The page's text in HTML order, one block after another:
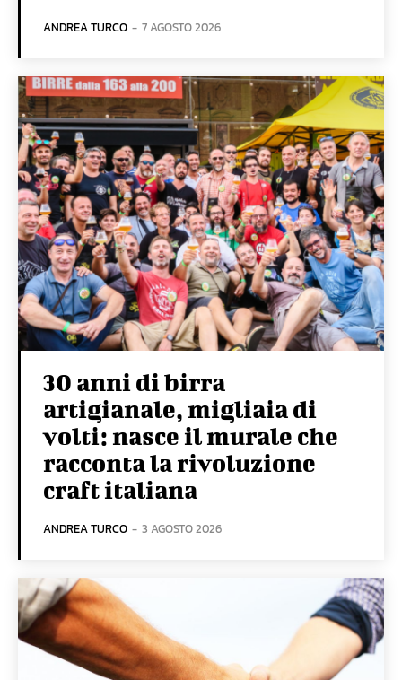
ANDREA TURCO - 7 AGOSTO 2026
30 anni di birra
artigianale, migliaia di
volti: nasce il murale che
racconta la rivoluzione
craft italiana
ANDREA TURCO - 3 AGOSTO 2026